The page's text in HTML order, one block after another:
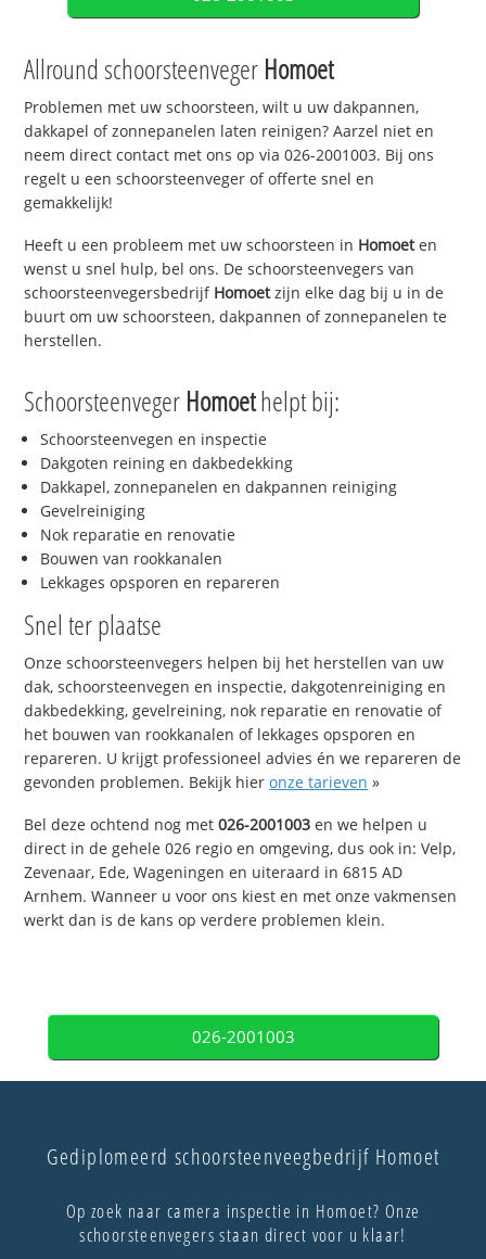
Allround schoorsteenveger Homoet
Problemen met uw schoorsteen, wilt u uw dakpannen,
dakkapel of zonnepanelen laten reinigen? Aarzel niet en
neem direct contact met ons op via 026-2001003. Bij ons
regelt u een schoorsteenveger of offerte snel en
gemakkelijk!
Heeft u een probleem met uw schoorsteen in Homoeten
wenst u snel hulp, bel ons. De schoorsteenvegers van
schoorsteenvegersbedrijf Homoetzijn elke dag bij u in de
buurt om uw schoorsteen, dakpannen of zonnepanelen te
herstellen.
Schoorsteenveger Homoethelpt bij:
Schoorsteenvegen en inspectie
Dakgoten reining en dakbedekking
Dakkapel, zonnepanelen en dakpannen reiniging
Gevelreiniging
Nok reparatie en renovatie
Bouwen van rookkanalen
Lekkages opsporen en repareren
Snel ter plaatse
Onze schoorsteenvegers helpen bij het herstellen van uw
dak, schoorsteenvegen en inspectie, dakgotenreiniging en
dakbedekking, gevelreining, nok reparatie en renovatie of
het bouwen van rookkanalen of lekkages opsporen en
repareren. U krijgt professioneel advies én we repareren de
gevonden problemen. Bekijk hieronze tarieven »
Bel deze ochtend nog met026-2001003 en we helpen u
direct in de gehele 026 regio en omgeving, dus ook in: Velp,
Zevenaar, Ede, Wageningen en uiteraard in 6815 AD
Arnhem. Wanneer u voor ons kiest en met onze vakmensen
werkt dan is de kans op verdere problemen klein.
026-2001003
Gediplomeerd schoorsteenveegbedrijf Homoet
Op zoek naar camera inspectie in Homoet? Onze
schoorsteenvegers staan direct voor u klaar!